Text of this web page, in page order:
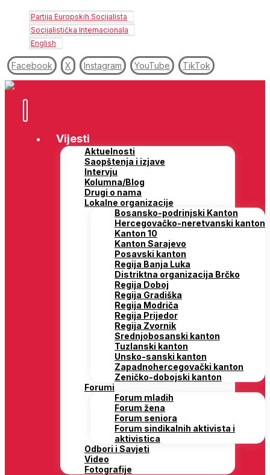
Partija Europskih Socijalista
Socijalistička Internacionala
English
Facebook X Instagram YouTube TikTok
Vijesti
Aktuelnosti
Saopštenja i izjave
Intervju
Kolumna/Blog
Drugi o nama
Lokalne organizacije
Bosansko-podrinjski Kanton
Hercegovačko-neretvanski kanton
Kanton 10
Kanton Sarajevo
Posavski kanton
Regija Banja Luka
Distriktna organizacija Brčko
Regija Doboj
Regija Gradiška
Regija Modriča
Regija Prijedor
Regija Zvornik
Srednjobosanski kanton
Tuzlanski kanton
Unsko-sanski kanton
Zapadnohercegovački kanton
Zeničko-dobojski kanton
Forumi
Forum mladih
Forum žena
Forum seniora
Forum sindikalnih aktivista i
aktivistica
Odbori i Savjeti
Video
Fotografije